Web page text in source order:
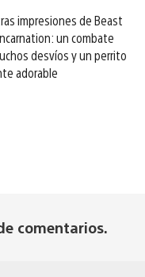
impresiones de Beast
un combate
desvíos y un perrito
adorable
comentarios.